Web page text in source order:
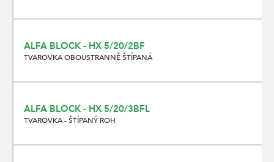
ALFA BLOCK - HX 5/20/2BF
TVAROVKA OBOUSTRANNĚ ŠTÍPANÁ
ALFA BLOCK - HX 5/20/3BFL
TVAROVKA - ŠTÍPANÝ ROH